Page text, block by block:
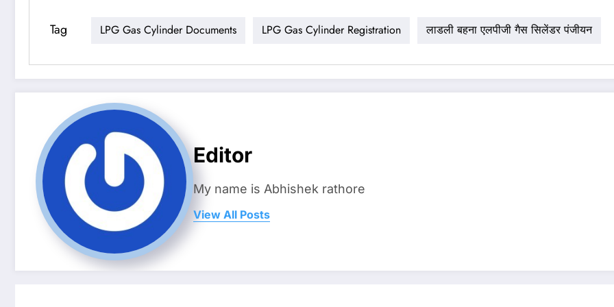
Tag LPG Gas Cylinder Documents LPG Gas Cylinder Registration लाडली बहना एलपीजी गैस सिलेंडर पंजीयन
Editor
My name is Abhishek rathore
View All Posts